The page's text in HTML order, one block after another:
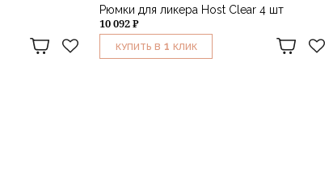
Рюмки для ликера Host Clear 4 шт
10 092 ₽
КУПИТЬ В 1 КЛИК